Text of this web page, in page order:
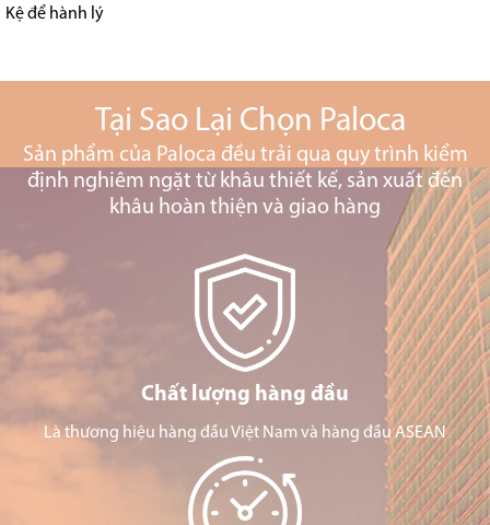
Kệ để hành lý
Tại Sao Lại Chọn Paloca
Sản phẩm của Paloca đều trải qua quy trình kiểm
định nghiêm ngặt từ khâu thiết kế, sản xuất đến
khâu hoàn thiện và giao hàng
Chất lượng hàng đầu
Là thương hiệu hàng đầu Việt Nam và hàng đầu ASEAN